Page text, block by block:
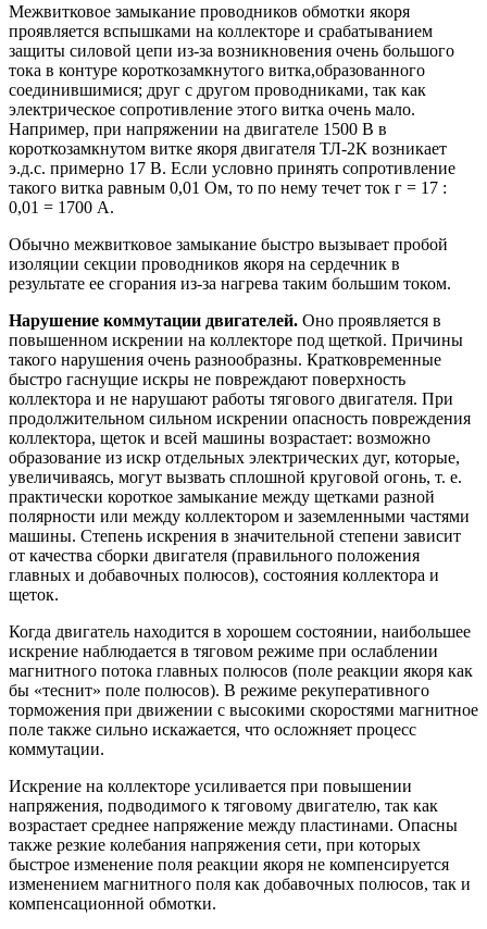
Межвитковое замыкание проводников обмотки якоря
проявляется вспышками на коллекторе и срабатыванием
защиты силовой цепи из-за возникновения очень большого
тока в контуре короткозамкнутого витка,образованного
соединившимися; друг с другом проводниками, так как
электрическое сопротивление этого витка очень мало.
Например, при напряжении на двигателе 1500 В в
короткозамкнутом витке якоря двигателя ТЛ-2К возникает
э.д.с. примерно 17 В. Если условно принять сопротивление
такого витка равным 0,01 Ом, то по нему течет ток г = 17 :
0,01 = 1700 А.
Обычно межвитковое замыкание быстро вызывает пробой
изоляции секции проводников якоря на сердечник в
результате ее сгорания из-за нагрева таким большим током.
Нарушение коммутации двигателей. Оно проявляется в
повышенном искрении на коллекторе под щеткой. Причины
такого нарушения очень разнообразны. Кратковременные
быстро гаснущие искры не повреждают поверхность
коллектора и не нарушают работы тягового двигателя. При
продолжительном сильном искрении опасность повреждения
коллектора, щеток и всей машины возрастает: возможно
образование из искр отдельных электрических дуг, которые,
увеличиваясь, могут вызвать сплошной круговой огонь, т. е.
практически короткое замыкание между щетками разной
полярности или между коллектором и заземленными частями
машины. Степень искрения в значительной степени зависит
от качества сборки двигателя (правильного положения
главных и добавочных полюсов), состояния коллектора и
щеток.
Когда двигатель находится в хорошем состоянии, наибольшее
искрение наблюдается в тяговом режиме при ослаблении
магнитного потока главных полюсов (поле реакции якоря как
бы «теснит» поле полюсов). В режиме рекуперативного
торможения при движении с высокими скоростями магнитное
поле также сильно искажается, что осложняет процесс
коммутации.
Искрение на коллекторе усиливается при повышении
напряжения, подводимого к тяговому двигателю, так как
возрастает среднее напряжение между пластинами. Опасны
также резкие колебания напряжения сети, при которых
быстрое изменение поля реакции якоря не компенсируется
изменением магнитного поля как добавочных полюсов, так и
компенсационной обмотки.